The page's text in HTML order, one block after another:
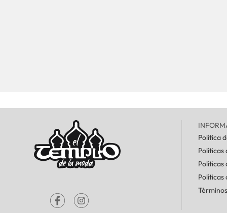
Política
Políticas
Políticas
Políticas